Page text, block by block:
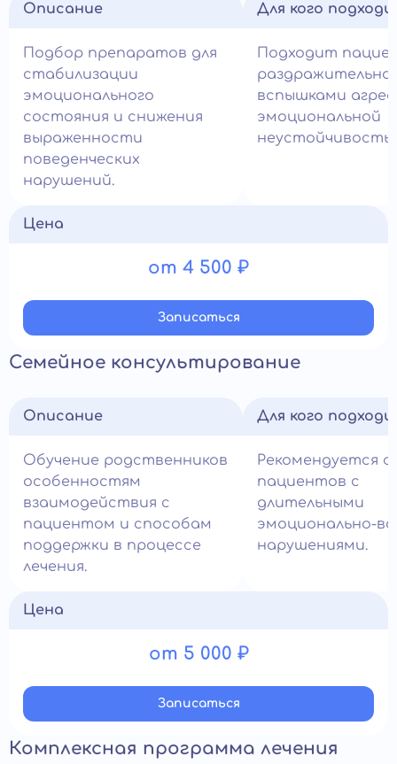
Описание
Подбор препаратов для
стабилизации
эмоционального
состояния и снижения
выраженности
поведенческих
нарушений.
Для кого
Подходит
вспышками
эмоциональной
Цена
от 4 500 ₽
Записатьcя
Семейное консультирование
Описание
Обучение родственников
особенностям
взаимодействия с
пациентом и способам
поддержки в процессе
лечения.
Для кого
Рекомендуется
пациентов с
длительными
эмоционально-
нарушениями.
Цена
от 5 000 ₽
Записатьcя
Комплексная программа лечения